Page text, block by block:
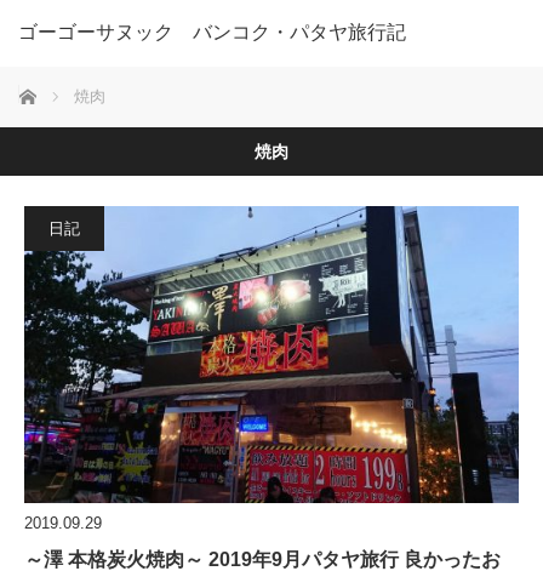
ゴーゴーサヌック バンコク・パタヤ旅行記
ホーム 焼肉
焼肉
日記
2019.09.29
～澤 本格炭火焼肉～ 2019年9月パタヤ旅行 良かったお